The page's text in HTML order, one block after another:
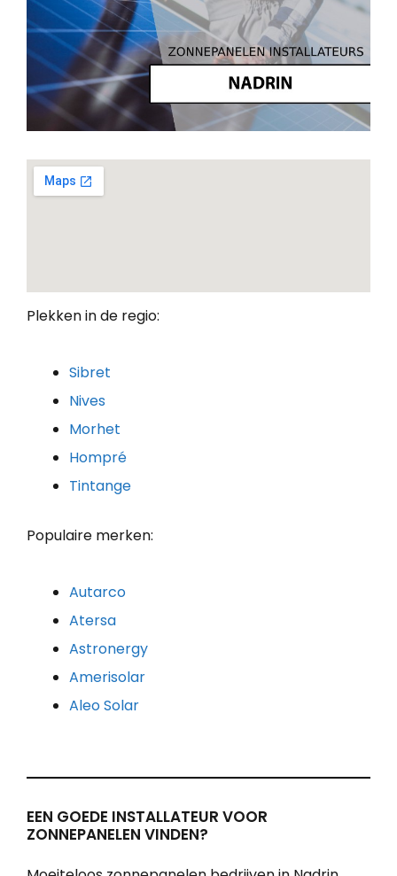
Plekken in de regio:
Sibret
Nives
Morhet
Hompré
Tintange
Populaire merken:
Autarco
Atersa
Astronergy
Amerisolar
Aleo Solar
EEN GOEDE INSTALLATEUR VOOR
ZONNEPANELEN VINDEN?